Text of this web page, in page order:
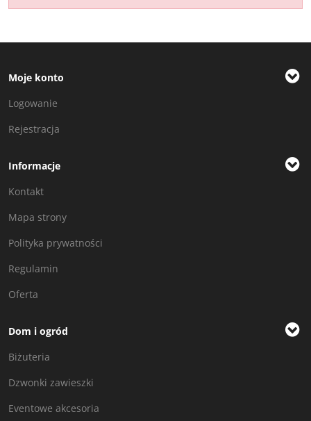
Moje konto
Logowanie
Rejestracja
Informacje
Kontakt
Mapa strony
Polityka prywatności
Regulamin
Oferta
Dom i ogród
Biżuteria
Dzwonki zawieszki
Eventowe akcesoria